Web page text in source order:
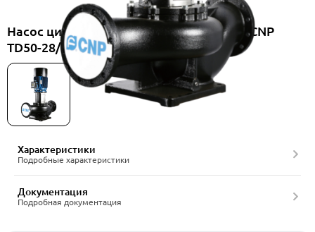
Насос циркуляционный вертикальный CNP
TD50-28/2SWSCJ
Характеристики
Подробные характеристики
Документация
Подробная документация